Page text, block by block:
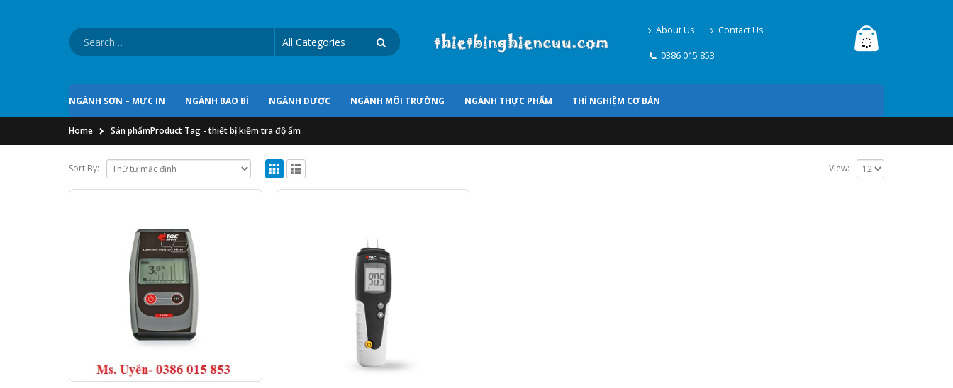
About Us Contact Us
0386 015 853
NGÀNH SƠN – MỰC IN NGÀNH BAO BÌ NGÀNH DƯỢC NGÀNH MÔI TRƯỜNG NGÀNH THỰC PHẨM THÍ NGHIỆM CƠ BẢN
Home Sản phẩmProduct Tag -thiết bị kiểm tra độ ẩm
Sort By: View: